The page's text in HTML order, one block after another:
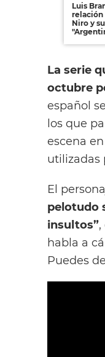
Luis
relación
Niro y
La serie
octubre
español
los que
escena
utilizadas
El
pelotudo
insultos”,
habla a
Puedes